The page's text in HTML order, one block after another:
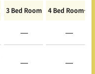
3 Bed Room 4 Bed Room〜
— —
— —